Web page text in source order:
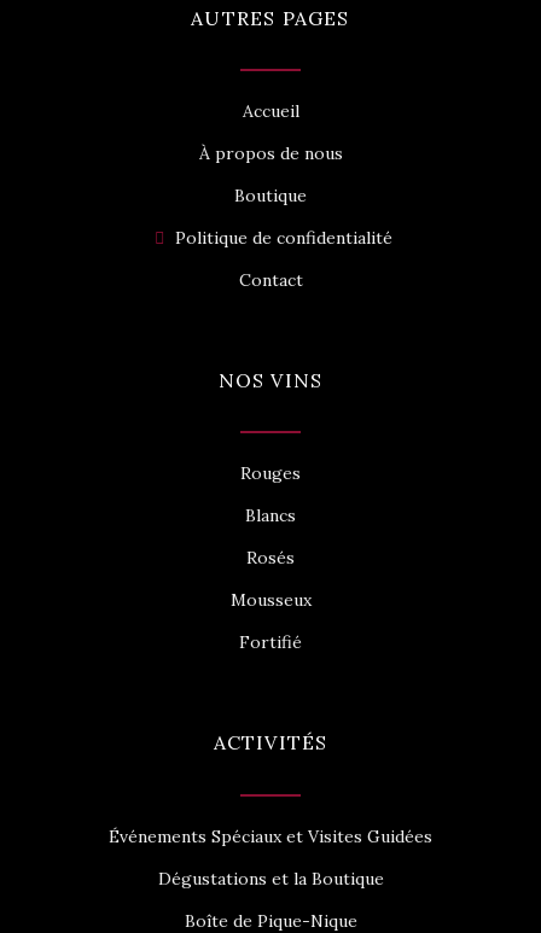
a r r
AUTRES PAGES
Accueil
À propos de nous
Boutique
Politique de confidentialité
Contact
NOS VINS
Rouges
Blancs
Rosés
Mousseux
Fortifié
ACTIVITÉS
Événements Spéciaux et Visites Guidées
Dégustations et la Boutique
Boîte de Pique-Nique